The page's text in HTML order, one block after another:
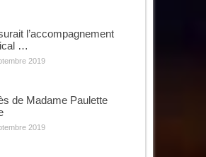
l’accompagnement
…
2019
de Madame Paulette
2019